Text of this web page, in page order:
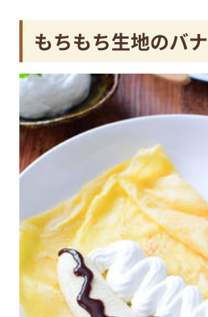
もちもち生地のバ